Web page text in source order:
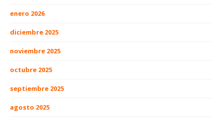
enero 2026
diciembre 2025
noviembre 2025
octubre 2025
septiembre 2025
agosto 2025